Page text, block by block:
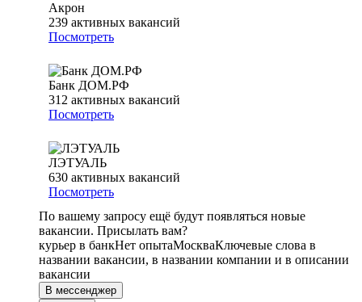
Акрон
239 активных вакансий
Посмотреть
Банк ДОМ.РФ
312 активных вакансий
Посмотреть
ЛЭТУАЛЬ
630 активных вакансий
Посмотреть
По вашему запросу ещё будут появляться новые
вакансии. Присылать вам?
курьер в банкНет опытаМоскваКлючевые слова в
названии вакансии, в названии компании и в описании
вакансии
В мессенджер